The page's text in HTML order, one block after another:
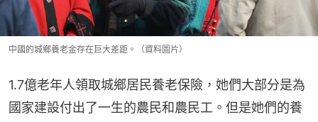
中國的城鄉養老金存在巨大差距。（資料圖片）
1.7億老年人領取城鄉居民養老保險，她們大部分是為
國家建設付出了一生的農民和農民工。但是她們的養